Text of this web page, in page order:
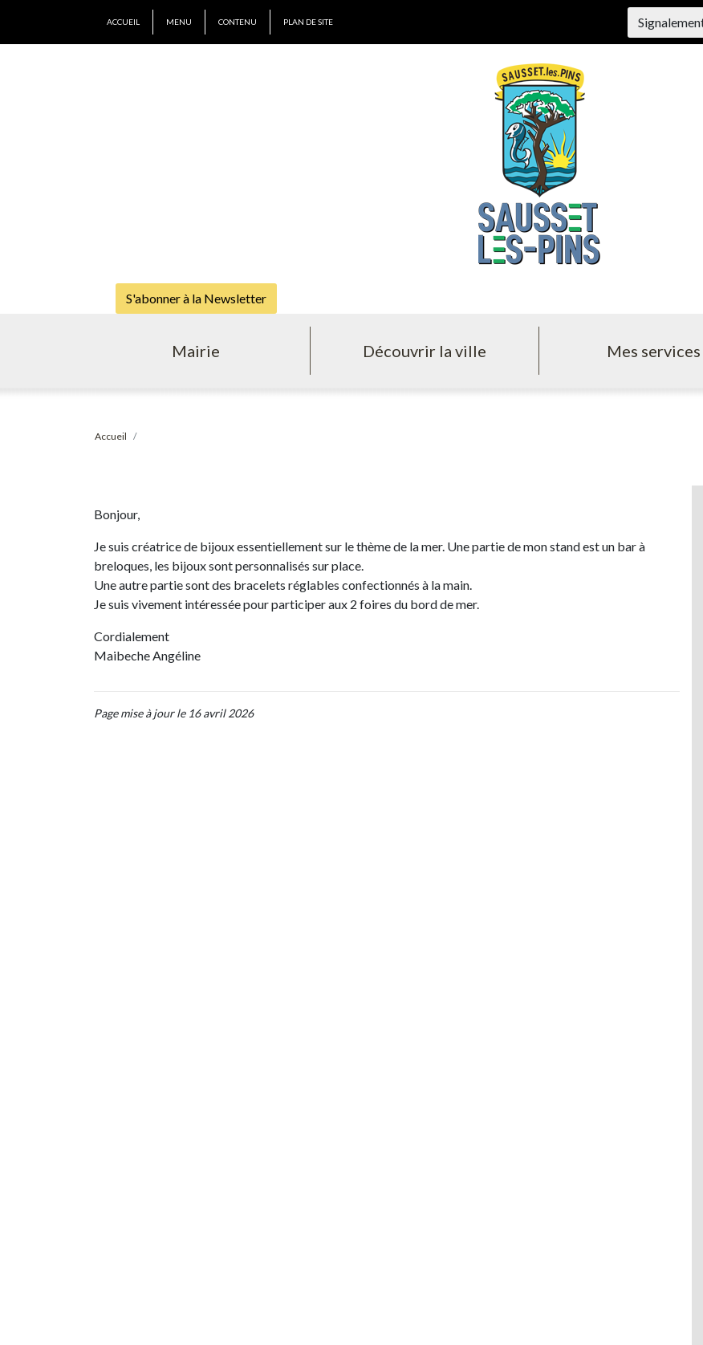
ACCUEIL MENU CONTENU PLAN DE SITE
S'abonner à la Newsletter
Mairie Découvrir la ville Mes services
Accueil
Bonjour,
Je suis créatrice de bijoux essentiellement sur le thème de la mer. Une partie de mon stand est un bar à
breloques, les bijoux sont personnalisés sur place.
Une autre partie sont des bracelets réglables confectionnés à la main.
Je suis vivement intéressée pour participer aux 2 foires du bord de mer.
Cordialement
Maibeche Angéline
Page mise à jour le 16 avril 2026